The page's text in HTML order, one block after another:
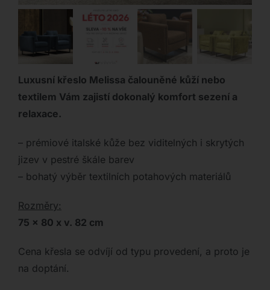
Luxusní křeslo Melissa čalouněné kůží nebo
textilem Vám zajistí dokonalý komfort sezení a
relaxace.
– prémiové italské kůže bez viditelných i skrytých
jizev v pestré škále barev
– bohatý výběr textilních potahových materiálů
Rozměry:
75 x 80 x v. 82 cm
Cena křesla se odvíjí od typu provedení, a proto je
na doptání.